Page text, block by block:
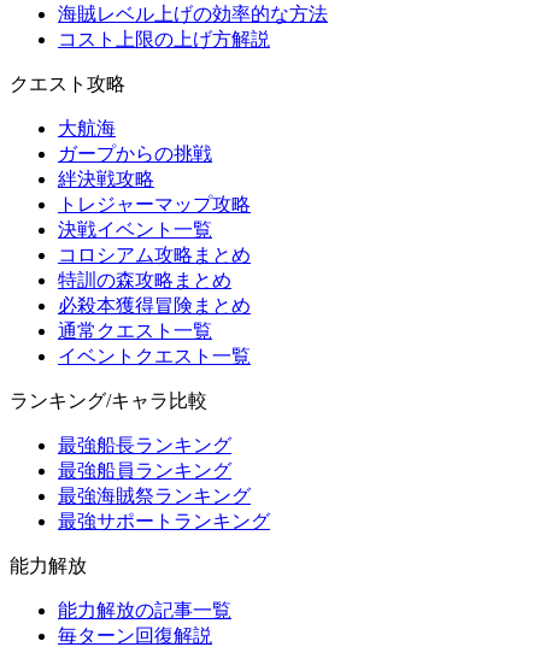
海賊レベル上げの効率的な方法
コスト上限の上げ方解説
クエスト攻略
大航海
ガープからの挑戦
絆決戦攻略
トレジャーマップ攻略
決戦イベント一覧
コロシアム攻略まとめ
特訓の森攻略まとめ
必殺本獲得冒険まとめ
通常クエスト一覧
イベントクエスト一覧
ランキング/キャラ比較
最強船長ランキング
最強船員ランキング
最強海賊祭ランキング
最強サポートランキング
能力解放
能力解放の記事一覧
毎ターン回復解説